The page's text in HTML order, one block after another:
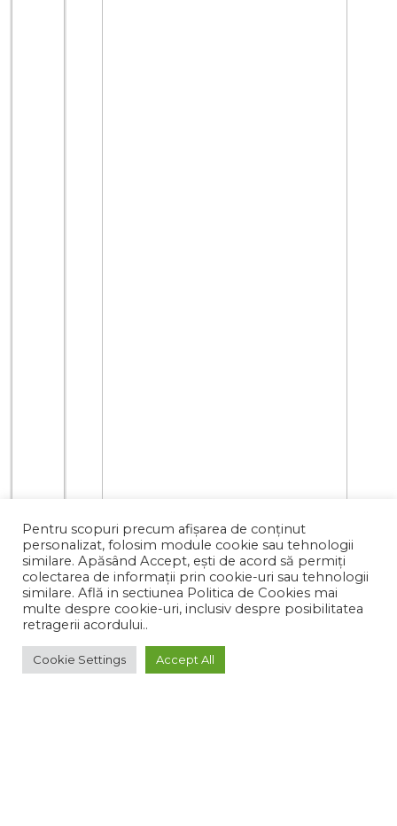
Pentru scopuri precum afișarea de conținut
personalizat, folosim module cookie sau tehnologii
similare. Apăsând Accept, ești de acord să permiți
colectarea de informații prin cookie-uri sau tehnologii
similare. Află in sectiunea Politica de Cookies mai
multe despre cookie-uri, inclusiv despre posibilitatea
retragerii acordului..
Cookie Settings Accept All